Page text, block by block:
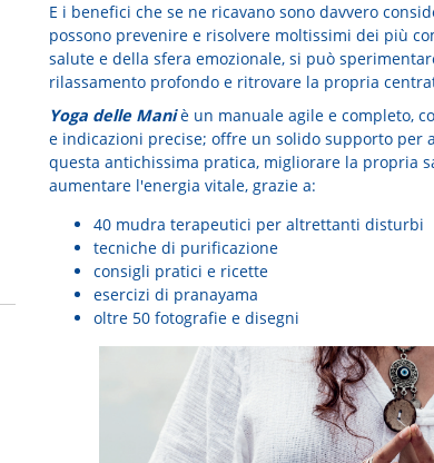
E i benefici che se ne ricavano sono davvero
possono prevenire e risolvere moltissimi dei più
salute e della sfera emozionale, si può
rilassamento profondo e ritrovare la propria
Yoga delle Maniè un manuale agile e completo,
e indicazioni precise; offre un solido supporto per
questa antichissima pratica, migliorare la propria
aumentare l'energia vitale, grazie a:
40 mudra terapeutici per altrettanti disturbi
tecniche di purificazione
consigli pratici e ricette
esercizi di pranayama
oltre 50 fotografie e disegni